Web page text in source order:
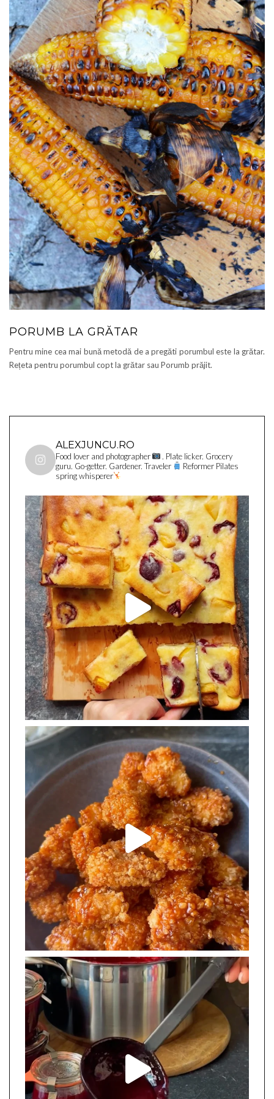
PORUMB LA GRĂTAR
Pentru mine cea mai bună metodă de a pregăti porumbul este la grătar.
Rețeta pentru porumbul copt la grătar sau Porumb prăjit.
ALEXJUNCU.RO
Food lover and photographer
. Plate licker. Grocery
guru. Go-getter. Gardener. Traveler
Reformer Pilates
spring whisperer